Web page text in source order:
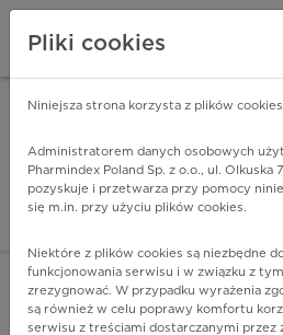
Pharmindex
ZALOGUJ SIĘ
Pliki cookies
Niniejsza strona korzysta z plików cookies
Administratorem danych osobowych
Pharmindex Poland Sp. z o.o., ul.
pozyskuje i przetwarza przy pomocy
się m.in. przy użyciu plików cookies.
Niektóre z plików cookies są niezbędne
funkcjonowania serwisu i w związku z
zrezygnować. W przypadku wyrażenia
są również w celu poprawy komfortu
serwisu z treściami dostarczanymi
ZA DARMO - w Google Play